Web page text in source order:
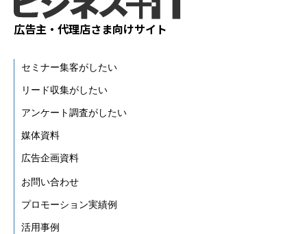
広告主・代理店さま向けサイト
セミナー集客がしたい
リード収集がしたい
アンケート調査がしたい
媒体資料
広告企画資料
お問い合わせ
プロモーション実績例
活用事例